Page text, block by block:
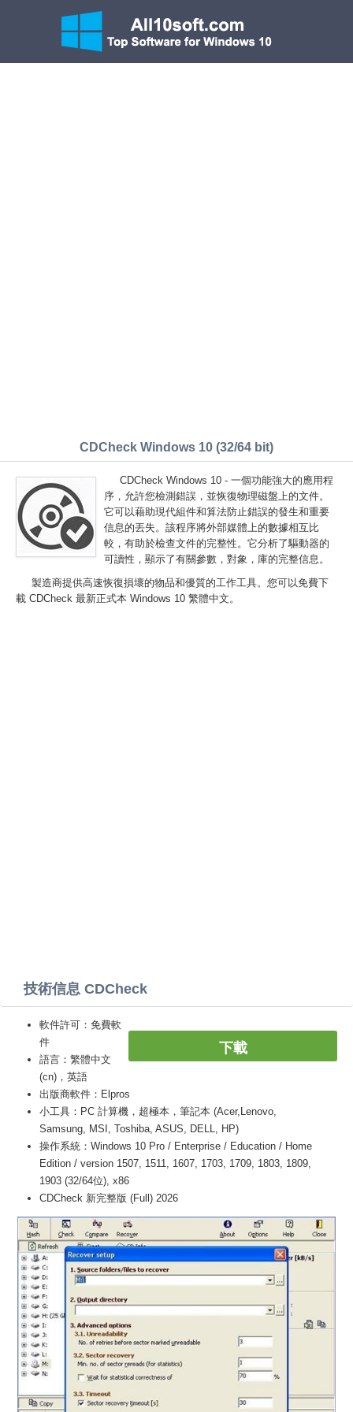
CDCheck Windows 10 (32/64 bit)
CDCheck Windows 10 - 一個功能強大的應用程
序，允許您檢測錯誤，並恢復物理磁盤上的文件。
它可以藉助現代組件和算法防止錯誤的發生和重要
信息的丟失。該程序將外部媒體上的數據相互比
較，有助於檢查文件的完整性。它分析了驅動器的
可讀性，顯示了有關參數，對象，庫的完整信息。
製造商提供高速恢復損壞的物品和優質的工作工具。您可以免費下
載 CDCheck 最新正式本 Windows 10 繁體中文。
技術信息 CDCheck
下載
軟件許可：免費軟
件
語言：繁體中文
(cn)，英語
出版商軟件：Elpros
小工具：PC 計算機，超極本，筆記本 (Acer,Lenovo,
Samsung, MSI, Toshiba, ASUS, DELL, HP)
操作系統：Windows 10 Pro / Enterprise / Education / Home
Edition / version 1507, 1511, 1607, 1703, 1709, 1803, 1809,
1903 (32/64位), x86
CDCheck 新完整版 (Full) 2026